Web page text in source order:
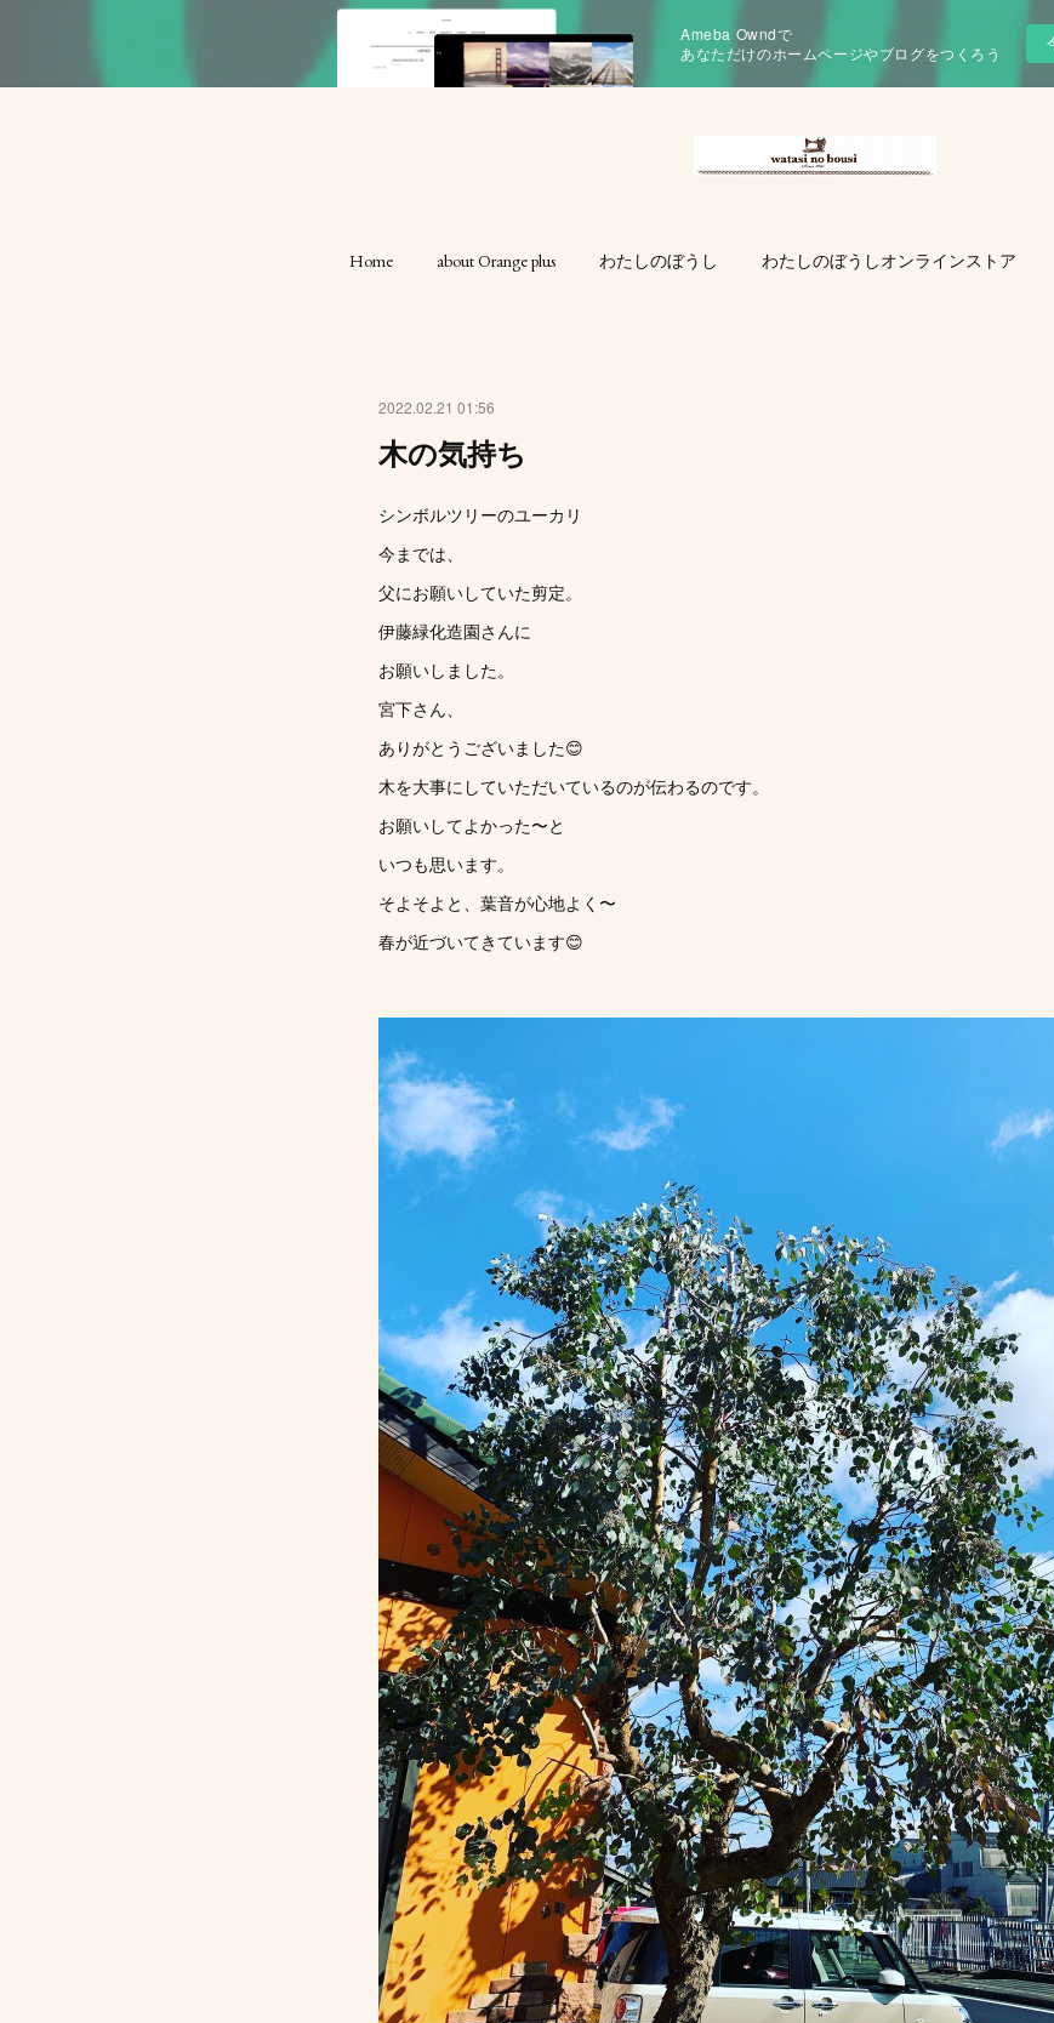
Ameba Owndで
あなただけのホームページやブログをつくろう
Home about Orange plus わたしのぼうし わたしのぼうしオンラインストア
2022.02.21 01:56
木の気持ち
シンボルツリーのユーカリ
今までは、
父にお願いしていた剪定。
伊藤緑化造園さんに
お願いしました。
宮下さん、
ありがとうございました😊
木を大事にしていただいているのが伝わるのです。
お願いしてよかった〜と
いつも思います。
そよそよと、葉音が心地よく〜
春が近づいてきています😊